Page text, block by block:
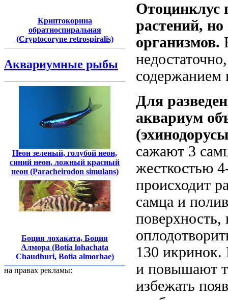
Криптокорина
обратноспиральная
(Cryptocoryne retrospiralis)
Аквариумные рыбы
Неон зеленый, голубой неон,
синий неон, ложный красный
неон (Paracheirodon simulans)
Боция лохаката, Боция
Алмора (Botia lohachata
Chaudhuri, Botia almorhae)
на правах рекламы:
Отоцинклус
растений,
организмов.
содержанием
Для
аквариум
сажают 3
жесткостью
происходит
самца и
поверхность,
130 икринок.
и повышают
избежать